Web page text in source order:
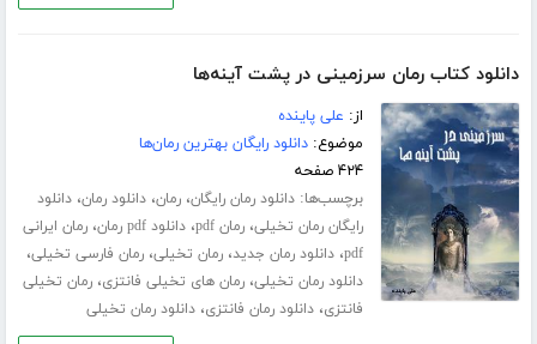
دانلود کتاب رمان سرزمینی در پشت آینه‌ها
از: علی پاینده
موضوع:دانلود رایگان بهترین رمان‌ها
۴۲۴ صفحه
برچسب‌ها:دانلود رمان رایگان،رمان،دانلود رمان،دانلود
رایگان رمان تخیلی،رمان pdf ،دانلود pdf رمان ،رمان ایرانی
pdf،دانلود رمان جدید،رمان تخیلی،رمان فارسی تخیلی،
دانلود رمان تخیلی،رمان های تخیلی فانتزی،رمان تخیلی
فانتزی،دانلود رمان فانتزی،دانلود رمان تخیلی